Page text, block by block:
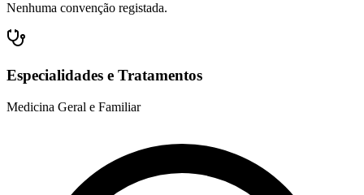
Nenhuma convenção registada.
Especialidades e Tratamentos
Medicina Geral e Familiar